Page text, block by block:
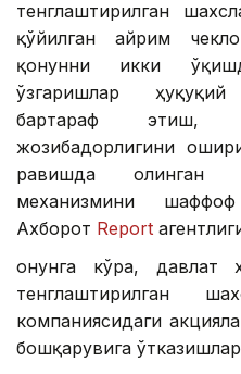
тенглаштирилган
қўйилган айрим
қонунни икки
ўзгаришлар ҳуқуқий
бартараф этиш,
жозибадорлигини
равишда олинган
механизмини
Ахборот Report
Қонунга кўра, давлат
тенглаштирилган
компаниясидаги
бошқарувига